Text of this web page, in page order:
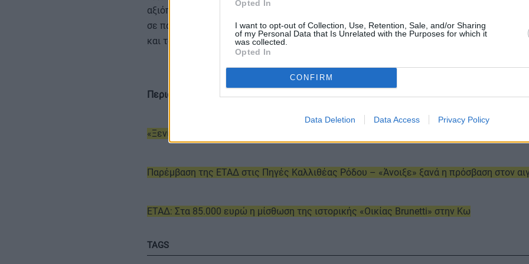
Opted In
I want to opt-out of Collection, Use, Retention, Sale, and/or Sharing
of my Personal Data that Is Unrelated with the Purposes for which it
was collected.
Opted In
CONFIRM
Data Deletion Data Access Privacy Policy
αξιόπιστους επενδυτές και φορείς της αγοράς, η ΕΤΑΔ επιδιώκει να επαναφέρει
σε παραγωγική λειτουργία, δημιουργώντας προστιθέμενη αξία για την οικονομία, τις
και τον ελληνικό τουρισμό.
Περισσότερες ειδήσεις
«Ξενία Βυτίνας»: Σε ιδιώτη για έως 50 χρόνια το ιστορικό ξενοδοχείο της Αρκαδίας
Παρέμβαση της ΕΤΑΔ στις Πηγές Καλλιθέας Ρόδου – «Άνοιξε» ξανά η πρόσβαση στον
ΕΤΑΔ: Στα 85.000 ευρώ η μίσθωση της ιστορικής «Οικίας Brunetti» στην Κω
TAGS